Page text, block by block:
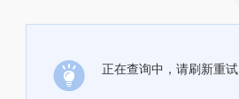
正在查询中，请刷新重试